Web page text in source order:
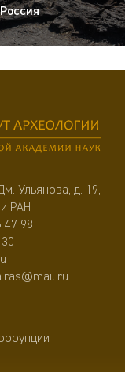
Ульянова, д. 19,
РАН
47 98